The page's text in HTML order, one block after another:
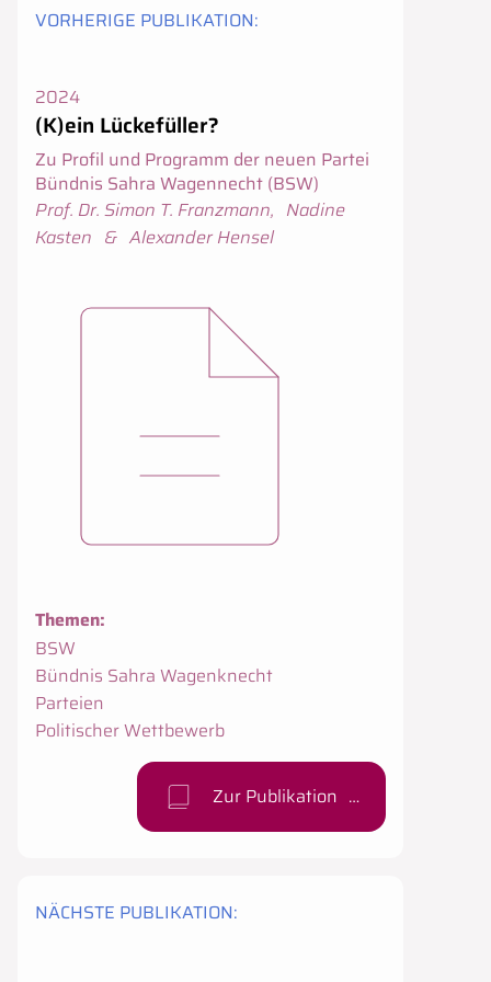
VORHERIGE PUBLIKATION:
(K)ein Lückefüller?
Zu Profil und Programm der neuen Partei
Bündnis Sahra Wagennecht (BSW)
Erscheinungsjahr:
2024
Urheber:innen
Prof. Dr. Simon T. Franzmann, Nadine
Kasten & Alexander Hensel
Themen:
BSW
Bündnis Sahra Wagenknecht
Parteien
Politischer Wettbewerb
Zur Publikation
NÄCHSTE PUBLIKATION: